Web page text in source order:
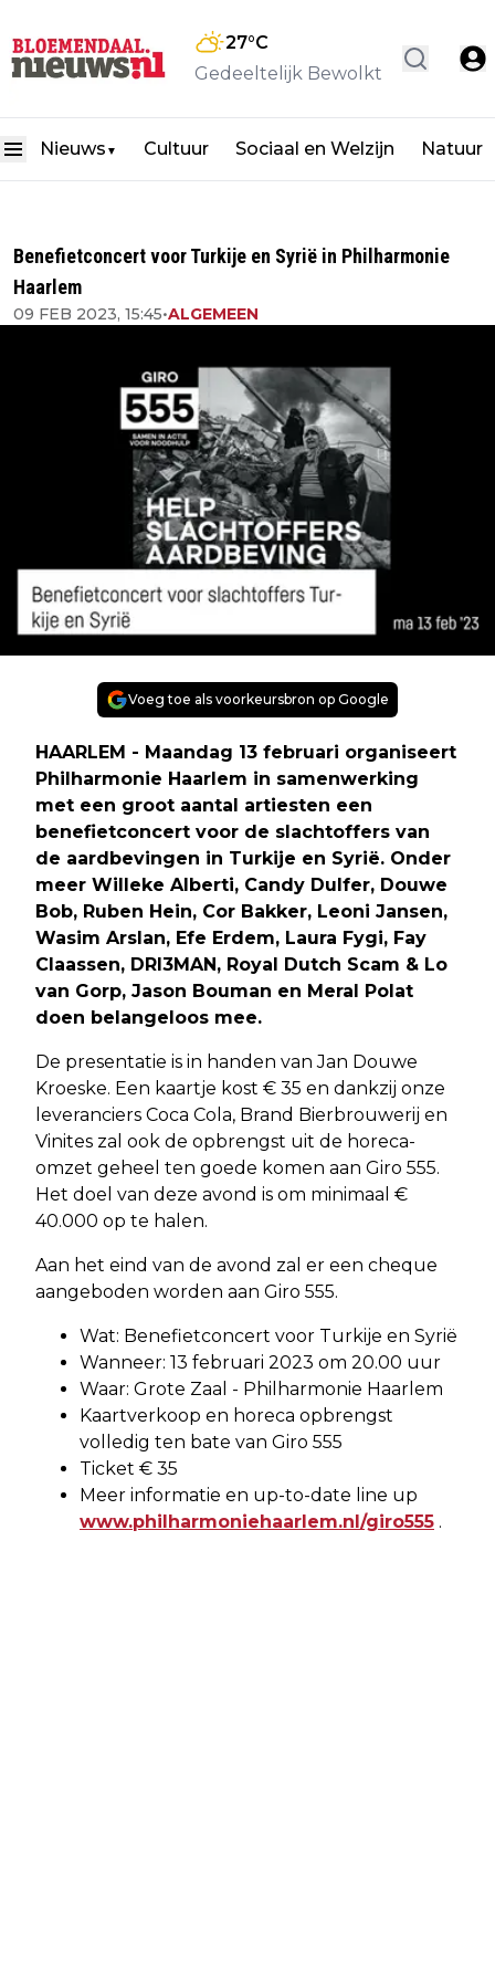
27°C
Gedeeltelijk Bewolkt
Nieuws ▼ Cultuur Sociaal en Welzijn Natuur
Benefietconcert voor Turkije en Syrië in Philharmonie
Haarlem
09 FEB 2023, 15:45•ALGEMEEN
Voeg toe als voorkeursbron op Google
HAARLEM - Maandag 13 februari organiseert
Philharmonie Haarlem in samenwerking
met een groot aantal artiesten een
benefietconcert voor de slachtoffers van
de aardbevingen in Turkije en Syrië. Onder
meer Willeke Alberti, Candy Dulfer, Douwe
Bob, Ruben Hein, Cor Bakker, Leoni Jansen,
Wasim Arslan, Efe Erdem, Laura Fygi, Fay
Claassen, DRI3MAN, Royal Dutch Scam & Lo
van Gorp, Jason Bouman en Meral Polat
doen belangeloos mee.
De presentatie is in handen van Jan Douwe
Kroeske. Een kaartje kost € 35 en dankzij onze
leveranciers Coca Cola, Brand Bierbrouwerij en
Vinites zal ook de opbrengst uit de horeca-
omzet geheel ten goede komen aan Giro 555.
Het doel van deze avond is om minimaal €
40.000 op te halen.
Aan het eind van de avond zal er een cheque
aangeboden worden aan Giro 555.
Wat: Benefietconcert voor Turkije en Syrië
Wanneer: 13 februari 2023 om 20.00 uur
Waar: Grote Zaal - Philharmonie Haarlem
Kaartverkoop en horeca opbrengst
volledig ten bate van Giro 555
Ticket € 35
Meer informatie en up-to-date line up
www.philharmoniehaarlem.nl/giro555 .